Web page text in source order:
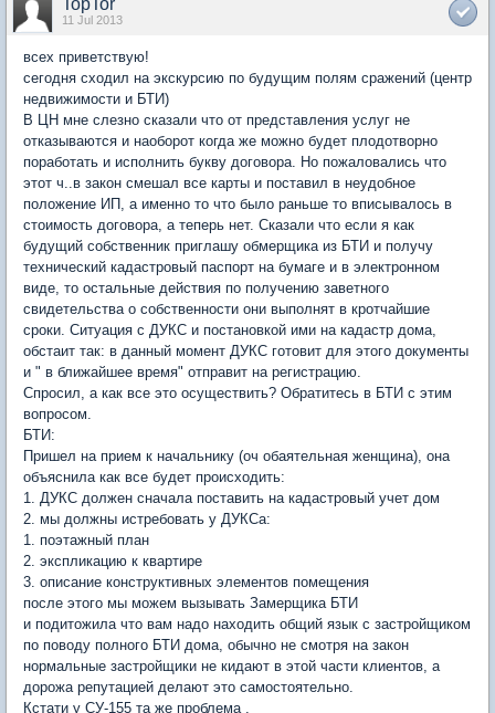
TopTor
11 Jul 2013
всех приветствую!
сегодня сходил на экскурсию по будущим полям сражений (центр
недвижимости и БТИ)
В ЦН мне слезно сказали что от представления услуг не
отказываются и наоборот когда же можно будет плодотворно
поработать и исполнить букву договора. Но пожаловались что
этот ч..в закон смешал все карты и поставил в неудобное
положение ИП, а именно то что было раньше то вписывалось в
стоимость договора, а теперь нет. Сказали что если я как
будущий собственник приглашу обмерщика из БТИ и получу
технический кадастровый паспорт на бумаге и в электронном
виде, то остальные действия по получению заветного
свидетельства о собственности они выполнят в кротчайшие
сроки. Ситуация с ДУКС и постановкой ими на кадастр дома,
обстаит так: в данный момент ДУКС готовит для этого документы
и " в ближайшее время" отправит на регистрацию.
Спросил, а как все это осуществить? Обратитесь в БТИ с этим
вопросом.
БТИ:
Пришел на прием к начальнику (оч обаятельная женщина), она
объяснила как все будет происходить:
1. ДУКС должен сначала поставить на кадастровый учет дом
2. мы должны истребовать у ДУКСа:
1. поэтажный план
2. экспликацию к квартире
3. описание конструктивных элементов помещения
после этого мы можем вызывать Замерщика БТИ
и подитожила что вам надо находить общий язык с застройщиком
по поводу полного БТИ дома, обычно не смотря на закон
нормальные застройщики не кидают в этой части клиентов, а
дорожа репутацией делают это самостоятельно.
Кстати у СУ-155 та же проблема .